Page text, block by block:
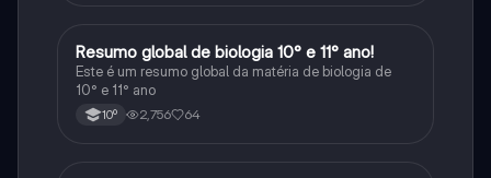
Biologia
Resumo global de biologia 10° e 11° ano!
Este é um resumo global da matéria de biologia de
10° e 11° ano
10º 2,756 64